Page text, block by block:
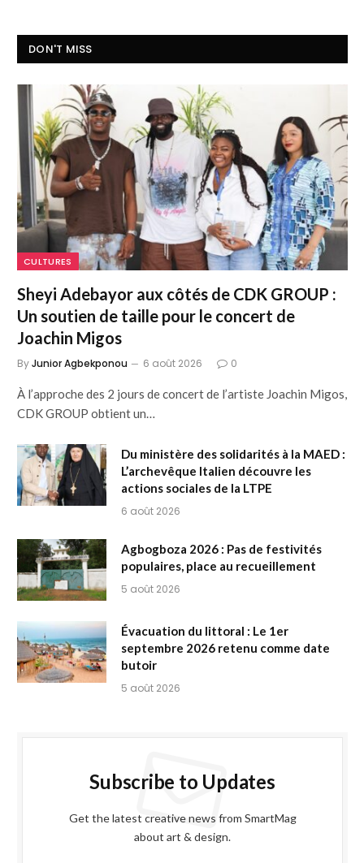
DON'T MISS
CULTURES
Sheyi Adebayor aux côtés de CDK GROUP :
Un soutien de taille pour le concert de
Joachin Migos
ByJunior Agbekponou 6 août 2026 0
À l’approche des 2 jours de concert de l’artiste Joachin Migos,
CDK GROUP obtient un…
Du ministère des solidarités à la MAED :
L’archevêque Italien découvre les
actions sociales de la LTPE
6 août 2026
Agbogboza 2026 : Pas de festivités
populaires, place au recueillement
5 août 2026
Évacuation du littoral : Le 1er
septembre 2026 retenu comme date
butoir
5 août 2026
Subscribe to Updates
Get the latest creative news from SmartMag
about art & design.